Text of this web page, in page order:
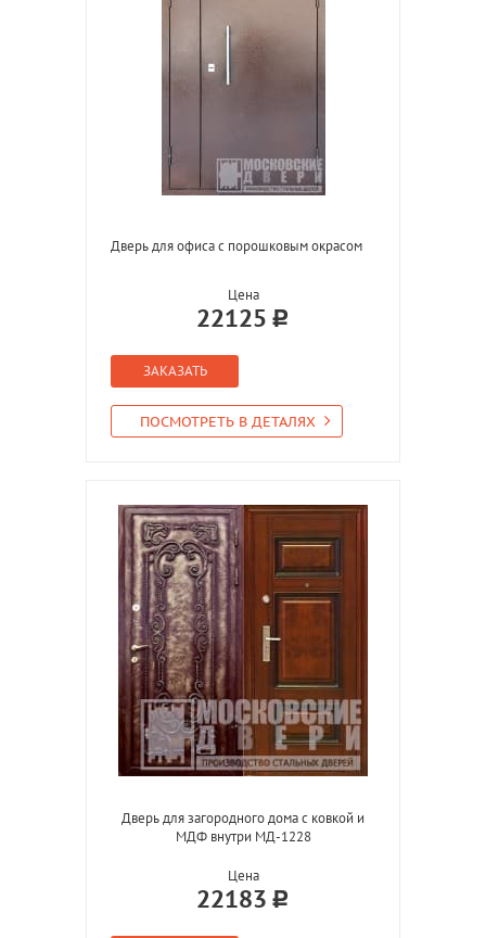
Дверь для офиса с порошковым окрасом
Цена
22125
ЗАКАЗАТЬ
ПОСМОТРЕТЬ В ДЕТАЛЯХ
Дверь для загородного дома с ковкой и
МДФ внутри МД-1228
Цена
22183